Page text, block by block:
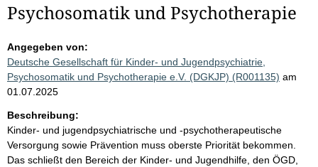
Psychosomatik und Psychotherapie
Angegeben von:
Deutsche Gesellschaft für Kinder- und Jugendpsychiatrie,
Psychosomatik und Psychotherapie e.V. (DGKJP) (R001135) am
01.07.2025
Beschreibung:
Kinder- und jugendpsychiatrische und -psychotherapeutische
Versorgung sowie Prävention muss oberste Priorität bekommen.
Das schließt den Bereich der Kinder- und Jugendhilfe, den ÖGD,